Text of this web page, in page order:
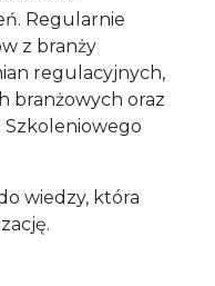
Regularnie
z branży
regulacyjnych,
branżowych oraz
wiedzy, która